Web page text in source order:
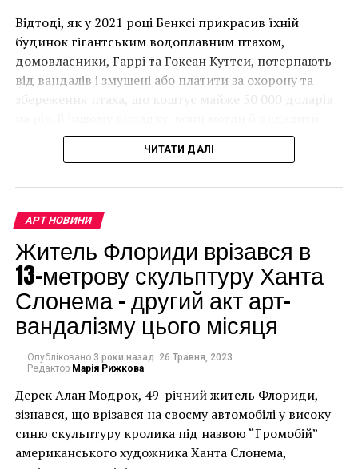
2. Самая длинная в мире скульптура из дерева
Відтоді, як у 2021 році Бенксі прикрасив їхній
будинок гігантським водоплавним птахом,
домовласники, Гаррі та Гокеан Куттси, потерпають
від вандалів і змушені або платити за охорону та
збереження птаха, що коштує майже 50 000 доларів
мурал, що може коштувати до чверті мільйона
доларів.
Чоловік позує під макетом чайки, яка ось-ось
накинеться на упаковку чіпсів – сюжет графіті, що
має ознаки вуличного художника Бенксі, на стіні в
ЧИТАТИ ДАЛІ
АРТ НОВИНИ
Житель Флориди врізався в
13-метрову скульптуру Ханта
Слонема – другий акт арт-
вандалізму цього місяця
Опубліковано 3 роки назад 26 Травня, 2023
Редактор Марія Рижкова
Дерек Алан Модрок, 49-річний житель Флориди,
зізнався, що врізався на своєму автомобілі у високу
синю скульптуру кролика під назвою “Громобій”
американського художника Ханта Слонема,